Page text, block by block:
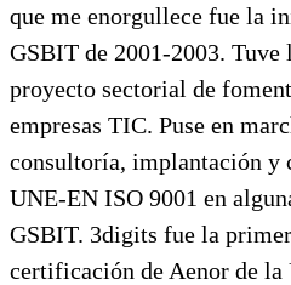
que me enorgullece fue la
GSBIT de 2001-2003.
proyecto sectorial de
empresas TIC. Puse en
consultoría, implantación y
UNE-EN ISO 9001 en
GSBIT. 3digits fue la
certificación de Aenor de la